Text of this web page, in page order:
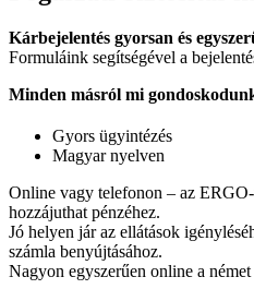
Kárbejelentés gyorsan és
Formuláink segítségével a
Minden másról mi
Gyors ügyintézés
Magyar nyelven
Online vagy telefonon – az
hozzájuthat pénzéhez.
Jó helyen jár az ellátások
számla benyújtásához.
Nagyon egyszerűen online a